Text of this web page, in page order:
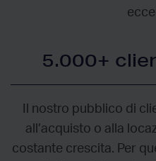
5.000+
Il nostro pubblico di
all’acquisto o alla
costante crescita. Per